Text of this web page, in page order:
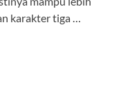
karakter tiga …